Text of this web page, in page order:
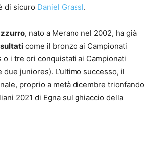
di sicuro Daniel Grassl.
, nato a Merano nel 2002, ha già
come il bronzo ai Campionati
o i tre ori conquistati ai Campionati
due juniores). L’ultimo successo, il
proprio a metà dicembre trionfando
2021 di Egna sul ghiaccio della